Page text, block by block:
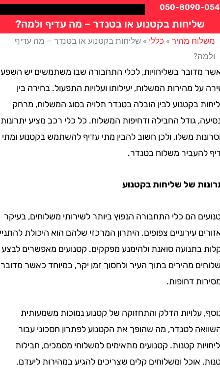
050-
בקטנוע או בטנדר – מה עדיף ולמה?
מהיר »כללי »שליחות בקטנוע או בטנדר – מה עדיף
בשליחויות, לכלי התחבורה שבו משתמשים יש השפעה
מהירות המשלוח, יעילותו ועלויות התפעול. בחירה בין
בקטנוע לבין הובלה בטנדר תלויה בסוג המשלוח, מרחק
גודל החבילה ודחיפות המשלוח. כל כלי רכב מציע יתרונות
משלו, ולכן חשוב להבין מתי עדיף להשתמש בקטנוע ומתי
משלוח בטנדר.
של שליחות בקטנוע
הם כלי התחבורה הנפוץ ביותר לשירותי משלוחים, בעיקר
עירוניים צפופים. היתרון המרכזי שלהם הוא היכולת להתנייד
סואנת ולהימנע מפקקים. קטנועים מאפשרים לבצע
מהירים בתוך העיר ולחסוך זמן יקר, במיוחד כאשר מדובר
דחופות.
הדלק והתחזוקה של קטנוע נמוכות משמעותית
לטנדר, מה שהופך את הקטנוע לפתרון חסכוני עבור
קטנות. קטנועים מתאימים למשלוחי מסמכים, חבילות
ומשלוחים קלים שצריכים להגיע במהירות ליעדם.